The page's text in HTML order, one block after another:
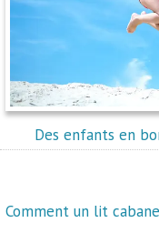
Des enfants en
Comment un lit